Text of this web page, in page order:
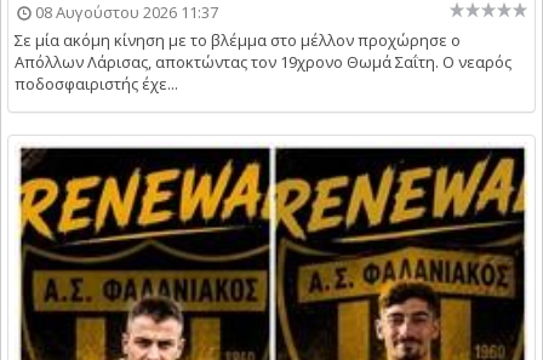
08 Αυγούστου 2026 11:37
Σε μία ακόμη κίνηση με το βλέμμα στο μέλλον προχώρησε ο
Απόλλων Λάρισας, αποκτώντας τον 19χρονο Θωμά Σαΐτη. Ο νεαρός
ποδοσφαιριστής έχε...